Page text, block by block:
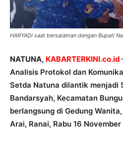
HARYADI saat bersalaman dengan Bupati
NATUNA, KABARTERKINI.co.id
Analisis Protokol dan
Setda Natuna dilantik menjadi
Bandarsyah, Kecamatan
berlangsung di Gedung
Arai, Ranai, Rabu 16